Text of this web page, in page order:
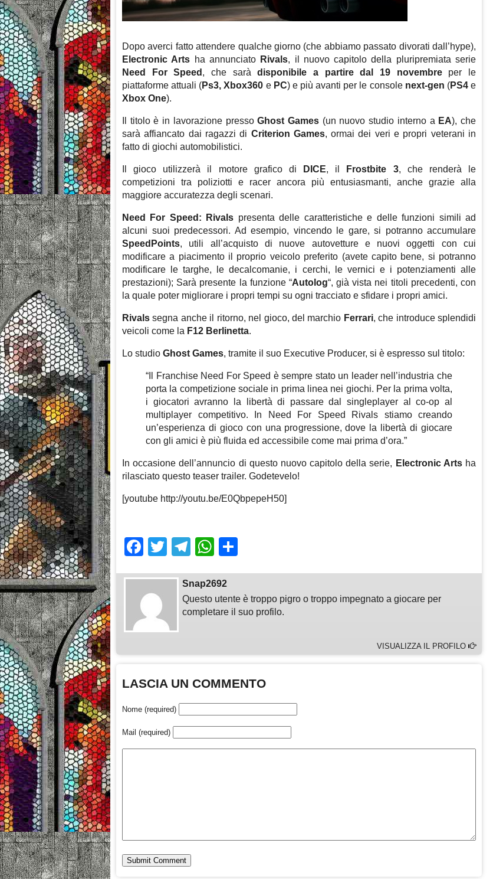
Dopo averci fatto attendere qualche giorno (che abbiamo passato divorati dall’hype),
Electronic Arts ha annunciato Rivals, il nuovo capitolo della pluripremiata serie
Need For Speed , che sarà disponibile a partire dal 19 novembreper le
piattaforme attuali (Ps3, Xbox360 ePC) e più avanti per le console next-gen (PS4e
Xbox One).
Il titolo è in lavorazione pressoGhost Games (un nuovo studio interno a EA), che
sarà affiancato dai ragazzi di Criterion Games, ormai dei veri e propri veterani in
fatto di giochi automobilistici.
Il gioco utilizzerà il motore grafico di DICE, il Frostbite 3, che renderà le
competizioni tra poliziotti e racer ancora più entusiasmanti, anche grazie alla
maggiore accuratezza degli scenari.
Need For Speed: Rivals presenta delle caratteristiche e delle funzioni simili ad
alcuni suoi predecessori. Ad esempio, vincendo le gare, si potranno accumulare
SpeedPoints, utili all’acquisto di nuove autovetture e nuovi oggetti con cui
modificare a piacimento il proprio veicolo preferito (avete capito bene, si potranno
modificare le targhe, le decalcomanie, i cerchi, le vernici e i potenziamenti alle
prestazioni); Sarà presente la funzione “Autolog“, già vista nei titoli precedenti, con
la quale poter migliorare i propri tempi su ogni tracciato e sfidare i propri amici.
Rivals segna anche il ritorno, nel gioco, del marchio Ferrari, che introduce splendidi
veicoli come la F12 Berlinetta.
Lo studio Ghost Games, tramite il suo Executive Producer, si è espresso sul titolo:
“Il Franchise Need For Speed è sempre stato un leader nell’industria che
porta la competizione sociale in prima linea nei giochi. Per la prima volta,
i giocatori avranno la libertà di passare dal singleplayer al co-op al
multiplayer competitivo. In Need For Speed Rivals stiamo creando
un’esperienza di gioco con una progressione, dove la libertà di giocare
con gli amici è più fluida ed accessibile come mai prima d’ora.”
In occasione dell’annuncio di questo nuovo capitolo della serie, Electronic Artsha
rilasciato questo teaser trailer. Godetevelo!
[youtube http://youtu.be/E0QbpepeH50]
Facebook
TwitterTelegram
WhatsApp
Snap2692
Questo utente è troppo pigro o troppo impegnato a giocare per
completare il suo profilo.
VISUALIZZA IL PROFILO
LASCIA UN COMMENTO
Nome (required)
Mail (required)